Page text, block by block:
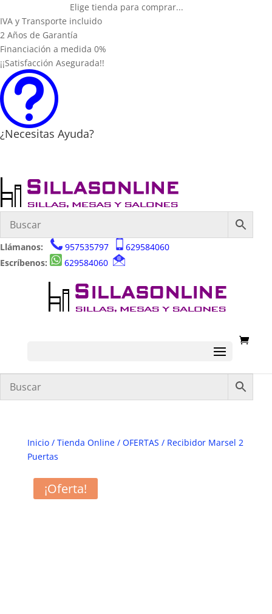
Elige tienda para comprar...
IVA y Transporte incluido
2 Años de Garantía
Financiación a medida 0%
¡¡Satisfacción Asegurada!!
t
¿Necesitas Ayuda?
Llámanos: 957535797
629584060
Escríbenos:
629584060
Inicio/ Tienda Online/ OFERTAS / Recibidor Marsel 2
Puertas
¡Oferta!